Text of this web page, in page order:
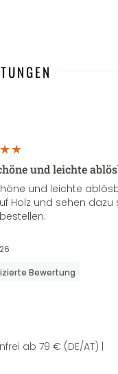
und leichte
und leichte
Holz und sehen
Bewertung
ab 79 € (DE/AT) |